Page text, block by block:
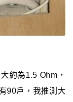
約為1.5 Ohm，
90戶，我推測大